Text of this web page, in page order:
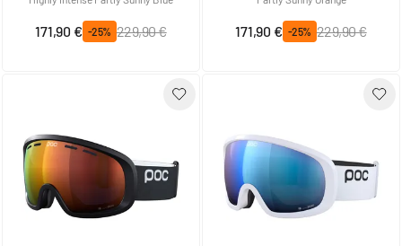
Prix spécial
171,90 € -25%
Prix normal
229,90 € Prix spécial
171,90 € -25%
Prix normal
229,90 €